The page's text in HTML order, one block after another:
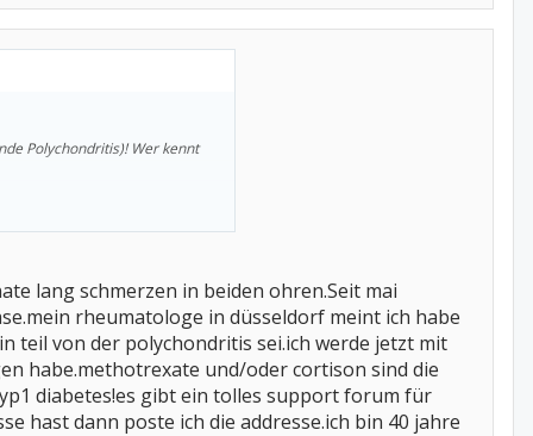
Polychondritis)! Wer kennt
lang schmerzen in beiden ohren.Seit mai
rheumatologe in düsseldorf meint ich habe
teil von der polychondritis sei.ich werde jetzt mit
habe.methotrexate und/oder cortison sind die
diabetes!es gibt ein tolles support forum für
hast dann poste ich die addresse.ich bin 40 jahre